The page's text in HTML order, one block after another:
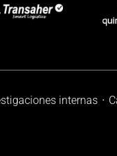
internas